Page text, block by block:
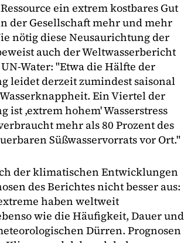
Ressource ein extrem kostbares Gut
der Gesellschaft mehr und mehr
nötig diese Neusaurichtung der
auch der Weltwasserbericht
Water: "Etwa die Hälfte der
leidet derzeit zumindest saisonal
Ein Viertel der
ist ,extrem hohem' Wasserstress
mehr als 80 Prozent des
Süßwasservorrats vor Ort."
der klimatischen Entwicklungen
des Berichtes nicht besser aus:
haben weltweit
wie die Häufigkeit, Dauer und
Dürren. Prognosen